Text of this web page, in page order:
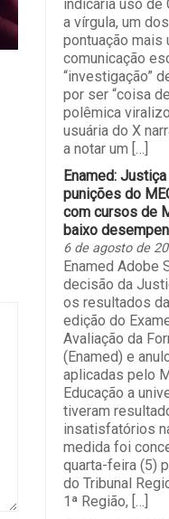
indicaria uso de
a vírgula, um
pontuação mais
comunicação
“investigação”
por ser “coisa
polêmica
usuária do X
a notar um […]
Enamed:
punições do
com cursos de
baixo
6 de agosto de
Enamed Adobe
decisão da
os resultados
edição do
Avaliação da
(Enamed) e
aplicadas pelo
Educação a
tiveram
insatisfatórios
medida foi
quarta-feira (5)
do Tribunal
1ª Região, […]